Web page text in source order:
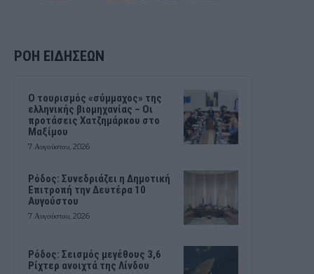
ΡΟΗ ΕΙΔΗΣΕΩΝ
Ο τουρισμός «σύμμαχος» της
ελληνικής βιομηχανίας – Οι
προτάσεις Χατζημάρκου στο
Μαξίμου
7 Αυγούστου, 2026
Ρόδος: Συνεδριάζει η Δημοτική
Επιτροπή την Δευτέρα 10
Αυγούστου
7 Αυγούστου, 2026
Ρόδος: Σεισμός μεγέθους 3,6
Ρίχτερ ανοιχτά της Λίνδου